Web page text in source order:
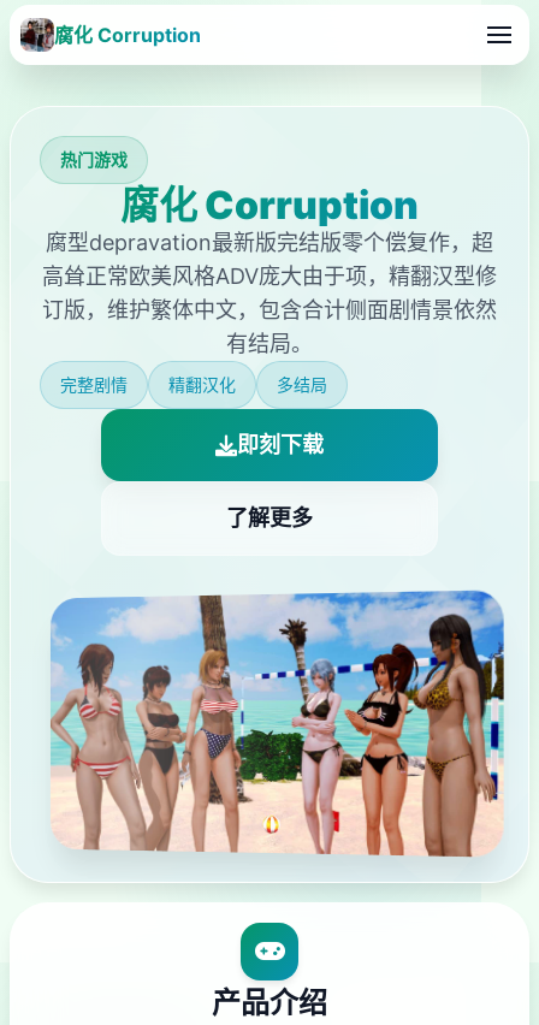
腐化 Corruption
热门游戏
腐化 Corruption
腐型depravation最新版完结版零个偿复作，超
高耸正常欧美风格ADV庞大由于项，精翻汉型修
订版，维护繁体中文，包含合计侧面剧情景依然
有结局。
完整剧情 精翻汉化 多结局
即刻下载
了解更多
产品介绍